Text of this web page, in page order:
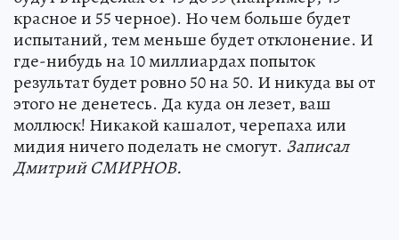
красное и 55 черное). Но чем больше будет
испытаний, тем меньше будет отклонение. И
где-нибудь на 10 миллиардах попыток
результат будет ровно 50 на 50. И никуда вы от
этого не денетесь. Да куда он лезет, ваш
моллюск! Никакой кашалот, черепаха или
мидия ничего поделать не смогут. Записал
Дмитрий СМИРНОВ.